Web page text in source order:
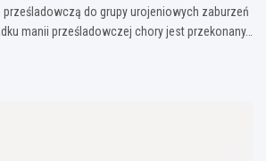
prześladowczą do grupy urojeniowych zaburzeń
manii prześladowczej chory jest przekonany…